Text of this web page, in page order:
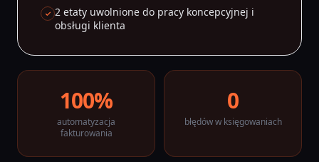
2 etaty uwolnione do pracy koncepcyjnej i
obsługi klienta
100%
automatyzacja
fakturowania
0
błędów w księgowaniach